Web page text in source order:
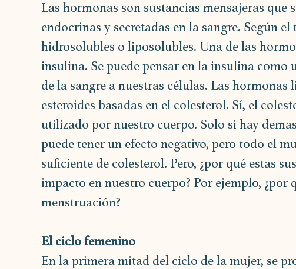
Las hormonas son sustancias mensajeras
endocrinas y secretadas en la sangre. Según
hidrosolubles o liposolubles. Una de las
insulina. Se puede pensar en la insulina
de la sangre a nuestras células. Las
esteroides basadas en el colesterol. Sí, el
utilizado por nuestro cuerpo. Solo si hay
puede tener un efecto negativo, pero todo el
suficiente de colesterol. Pero, ¿por qué estas
impacto en nuestro cuerpo? Por ejemplo, ¿por
menstruación?
El ciclo femenino
En la primera mitad del ciclo de la mujer, se